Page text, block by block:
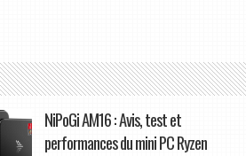
NiPoGi AM16 : Avis, test et
performances du mini PC Ryzen